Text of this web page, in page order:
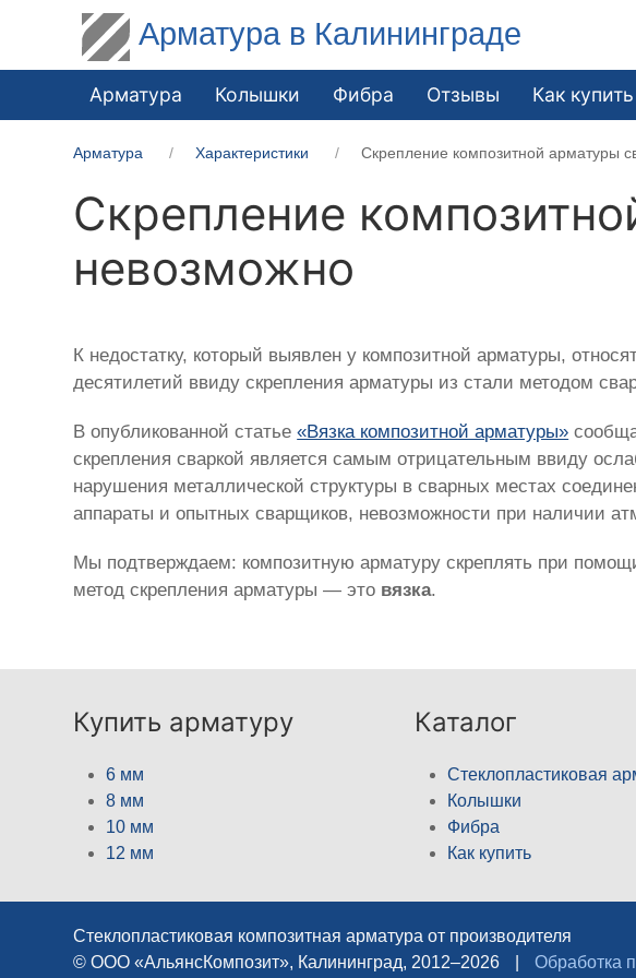
Арматура в Калининграде
Арматура Колышки Фибра Отзывы Как купить
Арматура Характеристики Скрепление композитной арматуры
Скрепление
невозможно
К недостатку, который выявлен у композитной арматуры,
десятилетий ввиду скрепления арматуры из стали методом
В опубликованной статье«Вязка композитной арматуры»
скрепления сваркой является самым отрицательным ввиду
нарушения металлической структуры в сварных местах
аппараты и опытных сварщиков, невозможности при наличии
Мы подтверждаем: композитную арматуру скреплять при
метод скрепления арматуры — это вязка.
Купить арматуру
6 мм
8 мм
10 мм
12 мм
Каталог
Стеклопластиковая
Колышки
Фибра
Как купить
Стеклопластиковая композитная арматура от производителя
© ООО «АльянсКомпозит», Калининград, 2012–2026
Обработка